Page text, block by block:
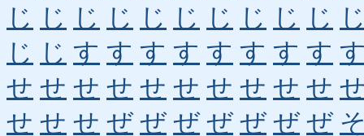
じ じ じ じ じ じ じ じ じ じ
じ じ す す す す す す す す
せ せ せ せ せ せ せ せ せ せ
せ せ せ ぜ ぜ ぜ ぜ ぜ ぜ ぜ